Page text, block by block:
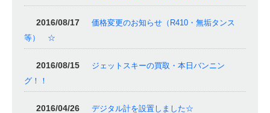
2016/08/17
価格変更のお知らせ（R410・無垢タンス
等） ☆
2016/08/15
ジェットスキーの買取・本日バンニン
グ！！
2016/04/26 デジタル計を設置しました☆